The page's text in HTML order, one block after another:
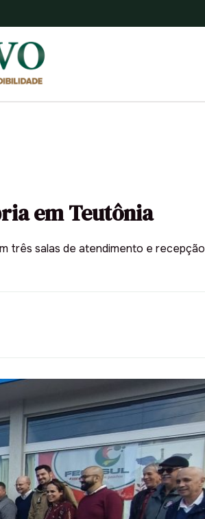
em Teutônia
três salas de atendimento e recepção